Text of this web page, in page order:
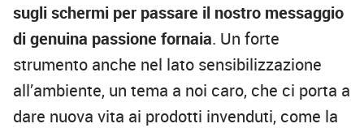
sugli schermi per passare il nostro messaggio
di genuina passione fornaia. Un forte
strumento anche nel lato sensibilizzazione
all’ambiente, un tema a noi caro, che ci porta a
dare nuova vita ai prodotti invenduti, come la